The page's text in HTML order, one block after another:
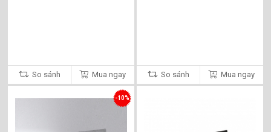
So sánh Mua ngay So sánh Mua ngay
-10%